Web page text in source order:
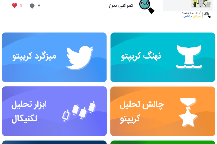
صرافی بین ۰ ۱